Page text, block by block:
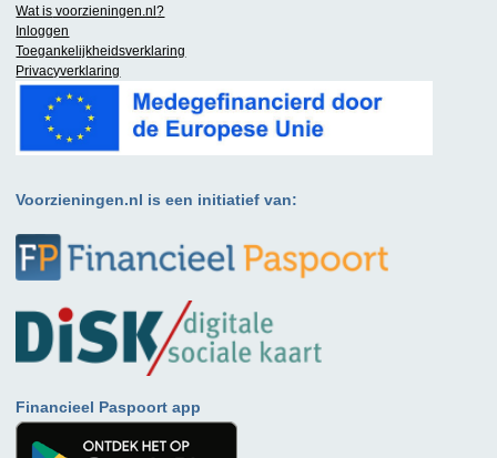
Wat is voorzieningen.nl?
Inloggen
Toegankelijkheidsverklaring
Privacyverklaring
Voorzieningen.nl is een initiatief van:
Financieel Paspoort app